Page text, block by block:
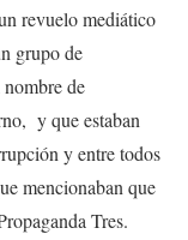
revuelo mediático
grupo de
de
y que estaban
y entre todos
mencionaban que
Tres.